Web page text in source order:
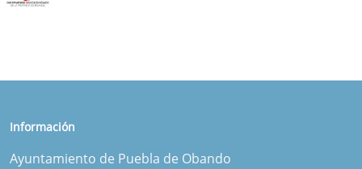
Información
Ayuntamiento de Puebla de Obando